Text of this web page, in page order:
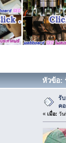
หัวข้อ:
รั
ค
« เมื่อ: วัน